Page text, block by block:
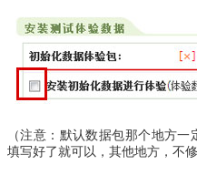
（注意：默认数据包那个地方
填写好了就可以，其他地方，不